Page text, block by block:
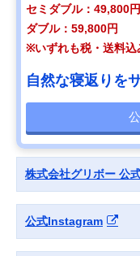
セミダブル：49,800円
ダブル：59,800円
※いずれも税・送料込
自然な寝返りを
株式会社グリボー 公
公式Instagram